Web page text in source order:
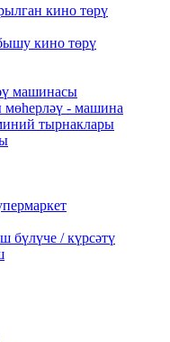
кино төрү
кино төрү
машинасы
- машина
тырнаклары
бүлүче / күрсәтү